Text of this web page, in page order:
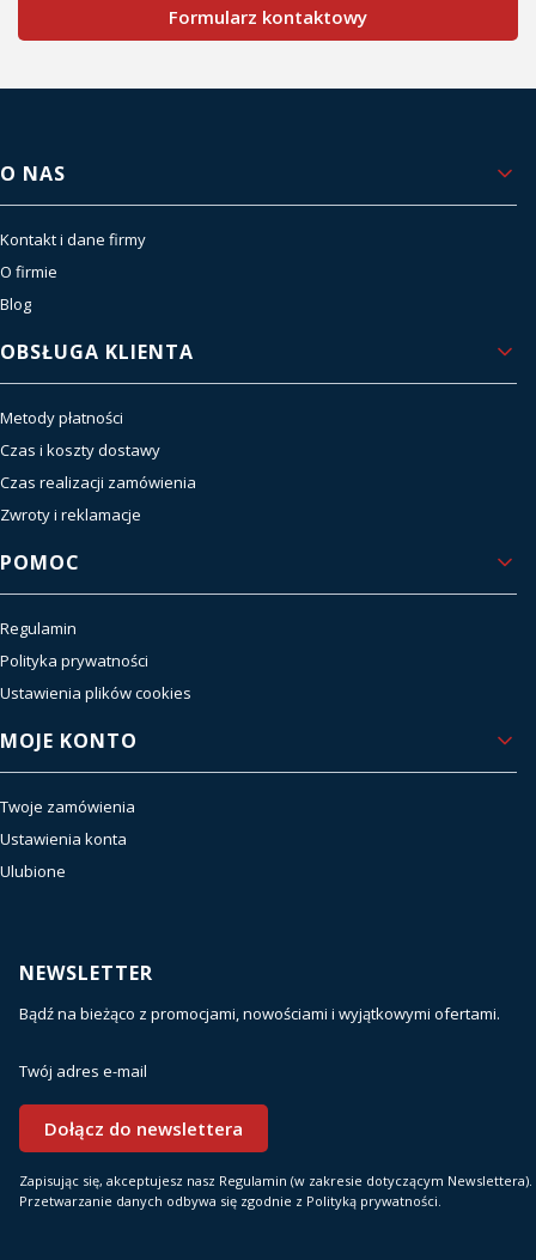
Formularz kontaktowy
Linki w stopce
O NAS
Kontakt i dane firmy
O firmie
Blog
OBSŁUGA KLIENTA
Metody płatności
Czas i koszty dostawy
Czas realizacji zamówienia
Zwroty i reklamacje
POMOC
Regulamin
Polityka prywatności
Ustawienia plików cookies
MOJE KONTO
Twoje zamówienia
Ustawienia konta
Ulubione
NEWSLETTER
Bądź na bieżąco z promocjami, nowościami i wyjątkowymi ofertami.
Twój adres e-mail
Dołącz do newslettera
Zapisując się, akceptujesz nasz Regulamin (w zakresie dotyczącym Newslettera).
Przetwarzanie danych odbywa się zgodnie z Polityką prywatności.